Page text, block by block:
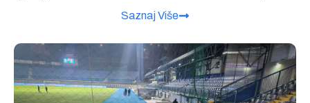
Saznaj Više